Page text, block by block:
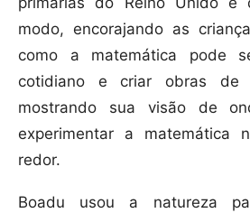
modo, encorajando as
como a matemática pode
cotidiano e criar obras de
mostrando sua visão de
experimentar a matemática
redor.
Boadu usou a natureza